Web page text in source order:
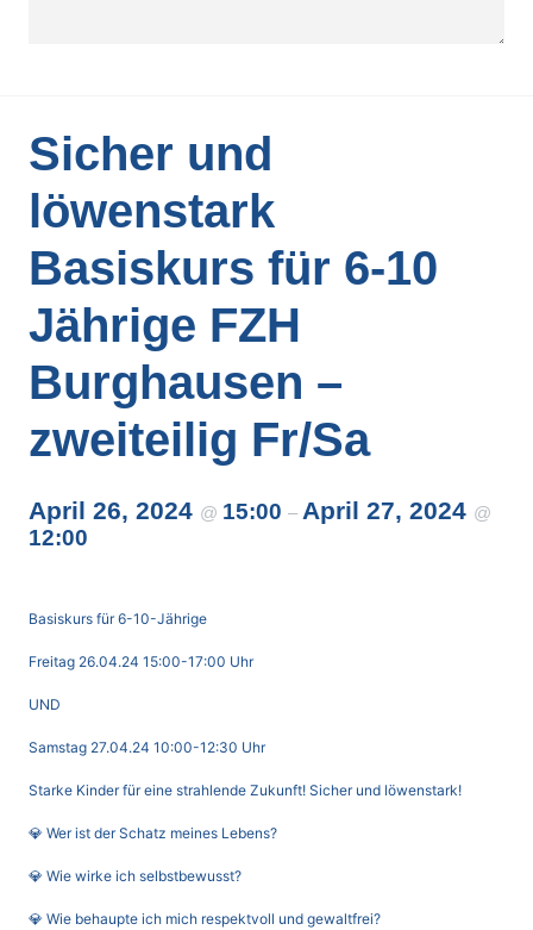
Sicher und
löwenstark
Basiskurs für 6-10
Jährige FZH
Burghausen –
zweiteilig Fr/Sa
April 26, 2024 @ 15:00 – April 27, 2024 @
12:00
Basiskurs für 6-10-Jährige
Freitag 26.04.24 15:00-17:00 Uhr
UND
Samstag 27.04.24 10:00-12:30 Uhr
Starke Kinder für eine strahlende Zukunft! Sicher und löwenstark!
💎 Wer ist der Schatz meines Lebens?
💎 Wie wirke ich selbstbewusst?
💎 Wie behaupte ich mich respektvoll und gewaltfrei?